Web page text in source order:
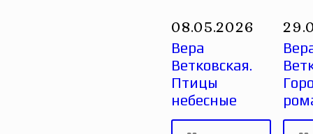
08.05.2026
Вера
Ветковская.
Птицы
небесные